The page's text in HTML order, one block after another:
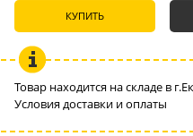
КУПИТЬ
Товар находится на складе в
Условия доставки и оплаты